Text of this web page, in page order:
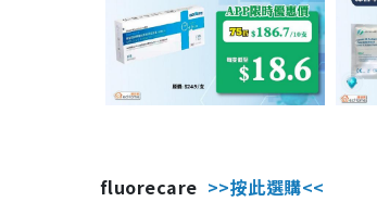
fluorecare >>按此選購<<